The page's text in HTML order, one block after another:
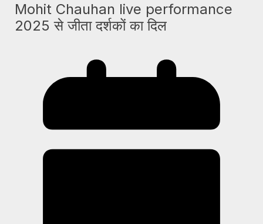
Mohit Chauhan live performance
2025 से जीता दर्शकों का दिल